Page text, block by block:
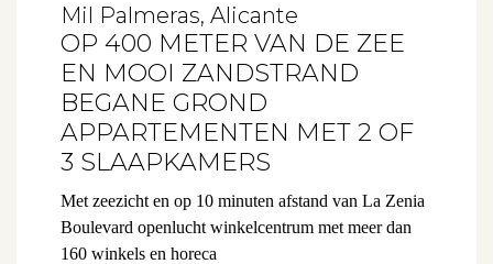
Mil Palmeras, Alicante
OP 400 METER VAN DE ZEE
EN MOOI ZANDSTRAND
BEGANE GROND
APPARTEMENTEN MET 2 OF
3 SLAAPKAMERS
Met zeezicht en op 10 minuten afstand van La Zenia
Boulevard openlucht winkelcentrum met meer dan
160 winkels en horeca